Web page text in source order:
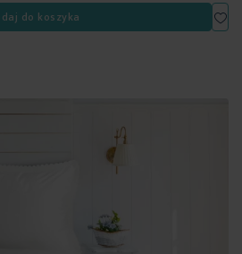
do koszyka